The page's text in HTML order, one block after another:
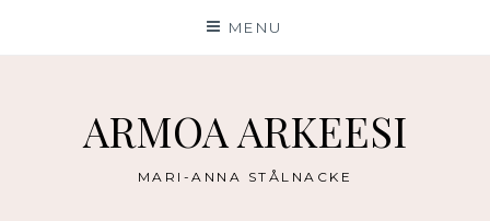
MENU
ARMOA ARKEESI
MARI-ANNA STÅLNACKE